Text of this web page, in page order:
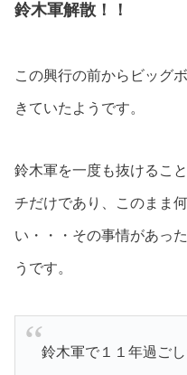
鈴木軍解散！！
この興行の前からビッグ
きていたようです。
鈴木軍を一度も抜けるこ
チだけであり、このまま
い・・・その事情があっ
うです。
鈴木軍で１１年過ご